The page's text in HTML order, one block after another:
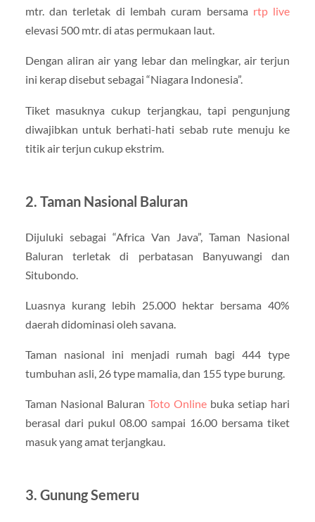
mtr. dan terletak di lembah curam bersama rtp live
elevasi 500 mtr. di atas permukaan laut.
Dengan aliran air yang lebar dan melingkar, air terjun
ini kerap disebut sebagai “Niagara Indonesia”.
Tiket masuknya cukup terjangkau, tapi pengunjung
diwajibkan untuk berhati-hati sebab rute menuju ke
titik air terjun cukup ekstrim.
2. Taman Nasional Baluran
Dijuluki sebagai “Africa Van Java”, Taman Nasional
Baluran terletak di perbatasan Banyuwangi dan
Situbondo.
Luasnya kurang lebih 25.000 hektar bersama 40%
daerah didominasi oleh savana.
Taman nasional ini menjadi rumah bagi 444 type
tumbuhan asli, 26 type mamalia, dan 155 type burung.
Taman Nasional Baluran Toto Online buka setiap hari
berasal dari pukul 08.00 sampai 16.00 bersama tiket
masuk yang amat terjangkau.
3. Gunung Semeru